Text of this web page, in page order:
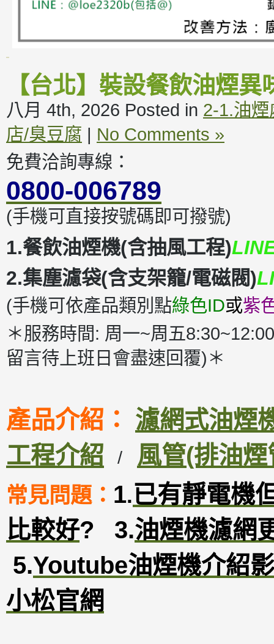
【台北】裝設餐飲油煙
八月 4th, 2026 Posted in 2-1.油
店/臭豆腐 | No Comments »
免費洽詢專線：
0800-006789
(手機可直接按號碼即可撥號)
1.餐飲油煙機(含抽風工程)
2.集塵濾袋(含支架籠/電磁閥)
(手機可依產品類別點綠色ID或紫
＊服務時間: 周一~周五
留言待上班日會盡速回覆)＊
產品介紹： 濾網式油煙
工程介紹
/ 風管(排油煙
常見問題： 1.已有靜電機
比較好? 3.油煙機濾網
5.Youtube油煙機介紹
小松官網